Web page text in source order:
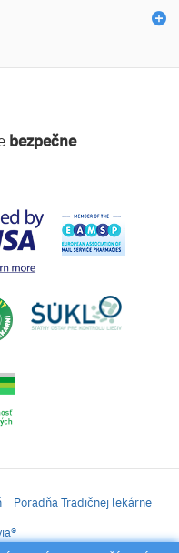
bezpečne
Poradňa Tradičnej lekárne